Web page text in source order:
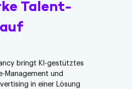
Talent-
bringt KI-gestütztes
Management und
in einer Lösung